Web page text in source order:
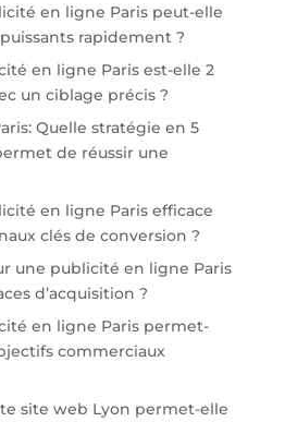
en ligne Paris peut-elle
rapidement ?
en ligne Paris est-elle 2
un ciblage précis ?
Quelle stratégie en 5
de réussir une
en ligne Paris efficace
clés de conversion ?
une publicité en ligne Paris
d’acquisition ?
en ligne Paris permet-
commerciaux
site web Lyon permet-elle